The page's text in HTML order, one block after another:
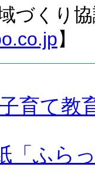
づくり
】
育て
「ふら